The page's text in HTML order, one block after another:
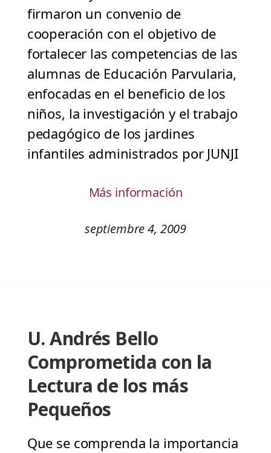
firmaron un convenio de
cooperación con el objetivo de
fortalecer las competencias de las
alumnas de Educación Parvularia,
enfocadas en el beneficio de los
niños, la investigación y el trabajo
pedagógico de los jardines
infantiles administrados por JUNJI
Más información
septiembre 4, 2009
U. Andrés Bello
Comprometida con la
Lectura de los más
Pequeños
Que se comprenda la importancia